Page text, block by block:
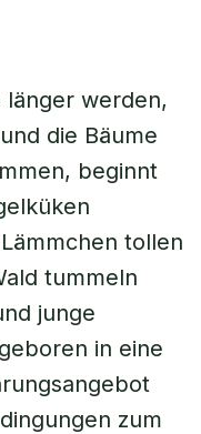
länger werden,
die Bäume
beginnt
tollen
tummeln
junge
in eine
zum